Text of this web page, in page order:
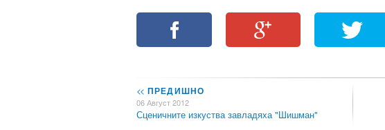
<< ПРЕДИШНО
06 Август 2012
Сценичните изкуства завладяха "Шишман"